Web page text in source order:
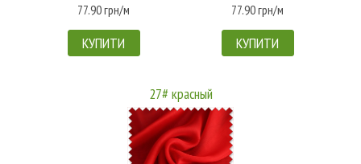
77.90 грн/м
КУПИТИ
77.90 грн/м
КУПИТИ
27# красный